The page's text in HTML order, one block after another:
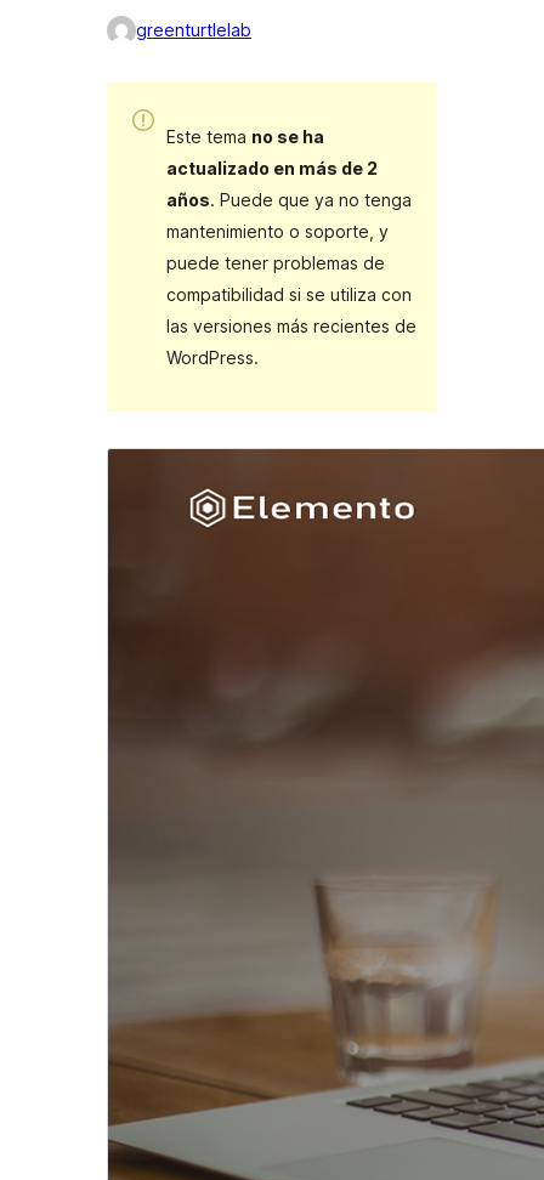
greenturtlelab
Este tema no se ha
actualizado en más de 2
años. Puede que ya no tenga
mantenimiento o soporte, y
puede tener problemas de
compatibilidad si se utiliza con
las versiones más recientes de
WordPress.